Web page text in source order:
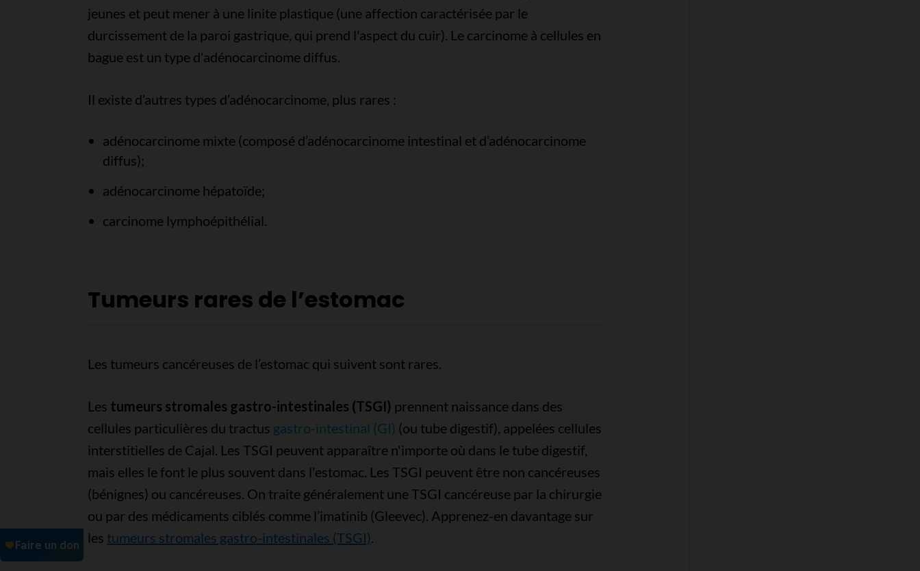
jeunes et peut mener à une linite plastique (une affection caractérisée par le
durcissement de la paroi gastrique, qui prend l'aspect du cuir). Le carcinome à cellules en
bague est un type d'adénocarcinome diffus.
Il existe d’autres types d’adénocarcinome, plus rares :
adénocarcinome mixte (composé d’adénocarcinome intestinal et d’adénocarcinome
diffus);
adénocarcinome hépatoïde;
carcinome lymphoépithélial.
Tumeurs rares de l’estomac
Les tumeurs cancéreuses de l’estomac qui suivent sont rares.
Les tumeurs stromales gastro-intestinales (TSGI) prennent naissance dans des
cellules particulières du tractus gastro-intestinal (GI) (ou tube digestif), appelées cellules
interstitielles de Cajal. Les TSGI peuvent apparaître n'importe où dans le tube digestif,
mais elles le font le plus souvent dans l'estomac. Les TSGI peuvent être non cancéreuses
(bénignes) ou cancéreuses. On traite généralement une TSGI cancéreuse par la chirurgie
ou par des médicaments ciblés comme l’imatinib (Gleevec). Apprenez-en davantage sur
les tumeurs stromales gastro-intestinales (TSGI).